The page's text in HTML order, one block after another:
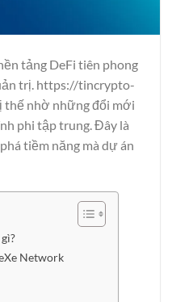
tảng DeFi tiên phong
trị. https://tincrypto-
thế nhờ những đổi mới
phi tập trung. Đây là
tiềm năng mà dự án
Network